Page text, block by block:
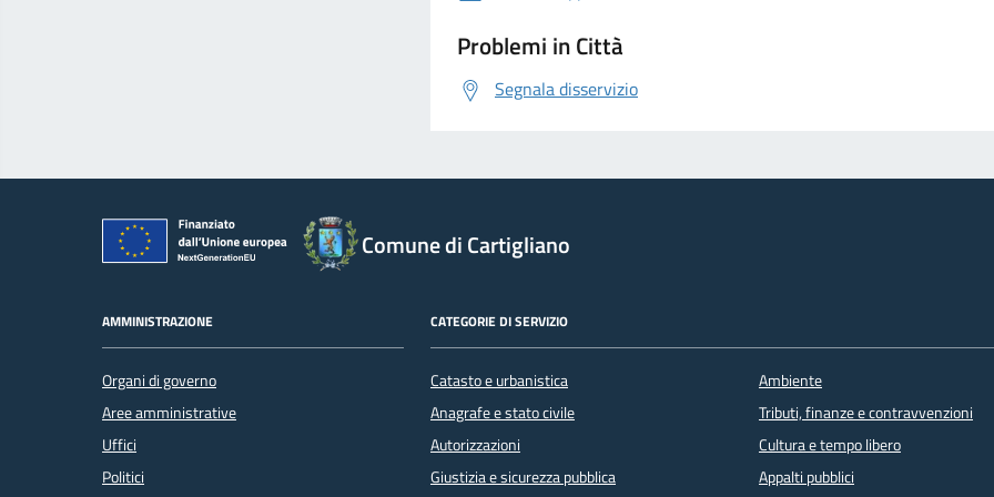
Problemi in Città
Segnala disservizio
Comune di Cartigliano
AMMINISTRAZIONE
Organi di governo
Aree amministrative
Uffici
Politici
CATEGORIE DI SERVIZIO
Catasto e urbanistica
Anagrafe e stato civile
Autorizzazioni
Giustizia e sicurezza pubblica
Ambiente
Tributi, finanze e contravvenzioni
Cultura e tempo libero
Appalti pubblici